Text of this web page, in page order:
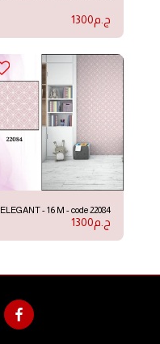
ج.م1300
ELEGANT - 16 M - code 22084
ج.م1300